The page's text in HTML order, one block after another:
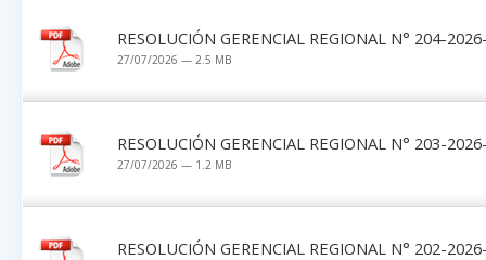
RESOLUCIÓN GERENCIAL REGIONAL N° 204-
27/07/2026 — 2.5 MB
RESOLUCIÓN GERENCIAL REGIONAL N° 203-
27/07/2026 — 1.2 MB
RESOLUCIÓN GERENCIAL REGIONAL N° 202-